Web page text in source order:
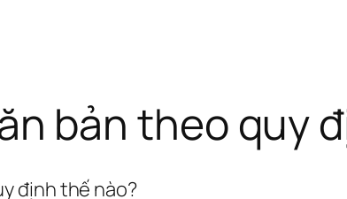
bản theo quy